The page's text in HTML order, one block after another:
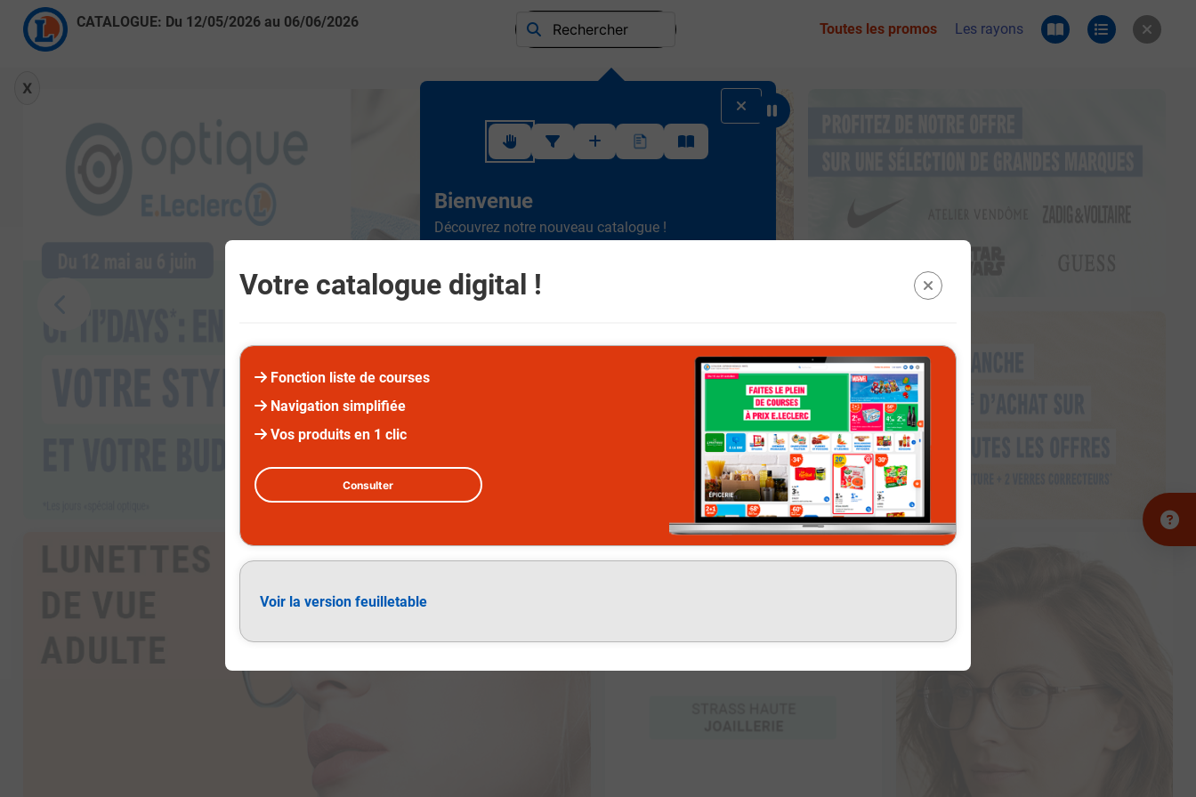
Votre catalogue digital !
Fonction liste de courses
Navigation simplifiée
Vos produits en 1 clic
Consulter
Voir la version feuilletable
CATALOGUE: Du 12/05/2026au 06/06/2026 Rechercher Toutes les promos Les rayons
X
Suivez ce rapide tutoriel pour apprendre à utiliser l'interface du catalogue e.leclerc
Bienvenue
Découvrez notre nouveau catalogue !
simple à consulter.
naviguez entre les différents rayons.